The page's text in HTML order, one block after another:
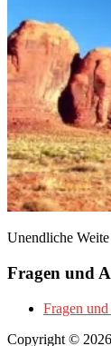
Unendliche Weite
Fragen und
Fragen
Copyright © 2026